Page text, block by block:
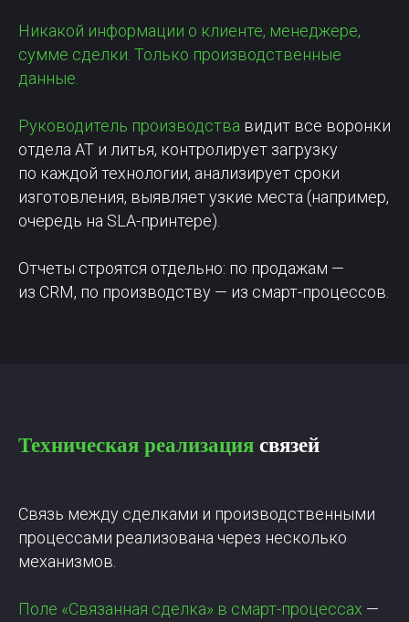
Никакой информации о клиенте, менеджере,
сумме сделки. Только производственные
данные.
Руководитель производства видит все воронки
отдела АТ и литья, контролирует загрузку
по каждой технологии, анализирует сроки
изготовления, выявляет узкие места (например,
очередь на SLA-принтере).
Отчеты строятся отдельно: по продажам —
из CRM, по производству — из смарт-процессов.
Техническая реализация связей
Связь между сделками и производственными
процессами реализована через несколько
механизмов.
Поле «Связанная сделка» в смарт-процессах —